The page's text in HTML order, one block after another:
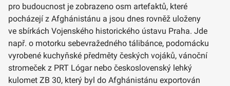
pro budoucnost je zobrazeno osm artefaktů, které
pocházejí z Afghánistánu a jsou dnes rovněž uloženy
ve sbírkách Vojenského historického ústavu Praha. Jde
např. o motorku sebevražedného tálibánce, podomácku
vyrobené kuchyňské předměty českých vojáků, vánoční
stromeček z PRT Lógar nebo československý lehký
kulomet ZB 30, který byl do Afghánistánu exportován